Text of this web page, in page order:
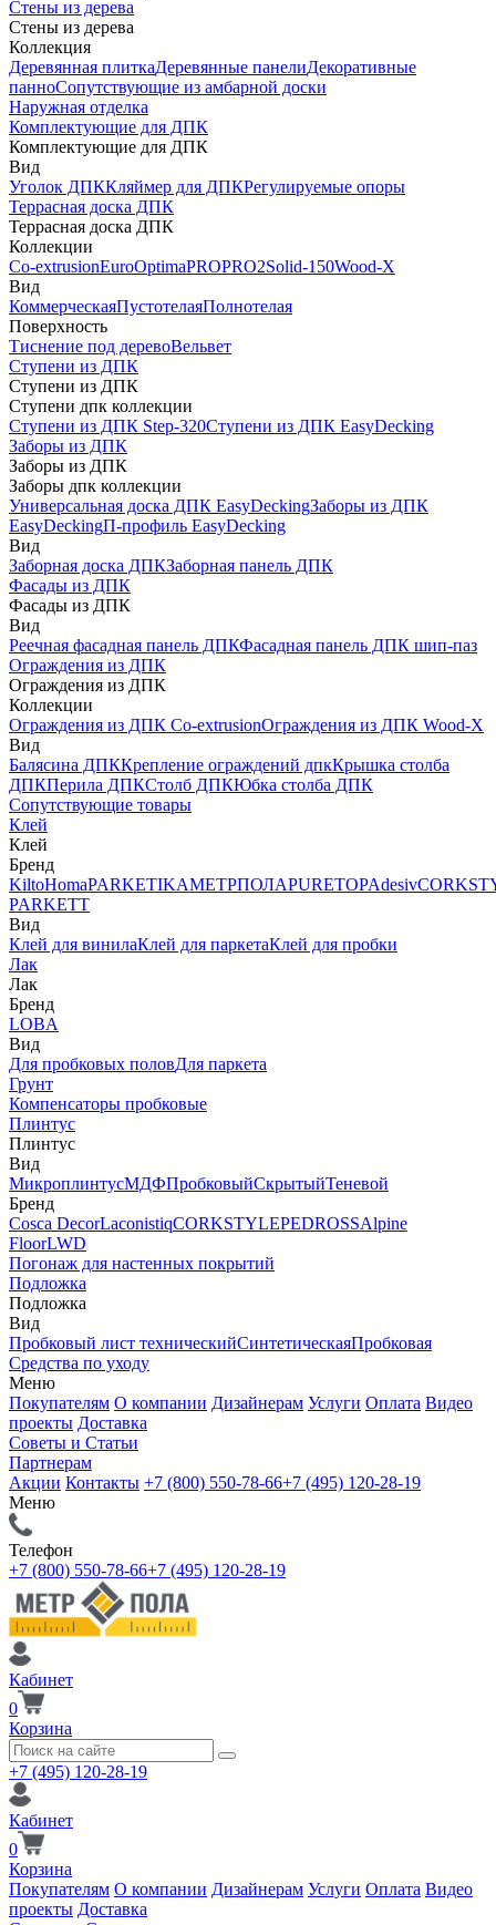
Стены из дерева
Стены из дерева
Коллекция
Деревянная плиткаДеревянные панелиДекоративные
панноСопутствующие из амбарной доски
Наружная отделка
Комплектующие для ДПК
Комплектующие для ДПК
Вид
Уголок ДПККляймер для ДПКРегулируемые опоры
Террасная доска ДПК
Террасная доска ДПК
Коллекции
Co-extrusionEuroOptimaPROPRO2Solid-150Wood-X
Вид
КоммерческаяПустотелаяПолнотелая
Поверхность
Тиснение под деревоВельвет
Ступени из ДПК
Ступени из ДПК
Ступени дпк коллекции
Ступени из ДПК Step-320Ступени из ДПК EasyDecking
Заборы из ДПК
Заборы из ДПК
Заборы дпк коллекции
Универсальная доска ДПК EasyDeckingЗаборы из ДПК
EasyDeckingП-профиль EasyDecking
Вид
Заборная доска ДПКЗаборная панель ДПК
Фасады из ДПК
Фасады из ДПК
Вид
Реечная фасадная панель ДПКФасадная панель ДПК шип-паз
Ограждения из ДПК
Ограждения из ДПК
Коллекции
Ограждения из ДПК Co-extrusionОграждения из ДПК Wood-X
Вид
Балясина ДПККрепление ограждений дпкКрышка столба
ДПКПерила ДПКСтолб ДПКЮбка столба ДПК
Сопутствующие товары
Клей
Клей
Бренд
KiltoHomaPARKETIKAМЕТРПОЛАPURETOPAdesiv
PARKETT
Вид
Клей для винилаКлей для паркетаКлей для пробки
Лак
Лак
Бренд
LOBA
Вид
Для пробковых половДля паркета
Грунт
Компенсаторы пробковые
Плинтус
Плинтус
Вид
МикроплинтусМДФПробковыйСкрытыйТеневой
Бренд
Cosca DecorLaconistiqCORKSTYLEPEDROSSAlpine
FloorLWD
Погонаж для настенных покрытий
Подложка
Подложка
Вид
Пробковый лист техническийСинтетическаяПробковая
Средства по уходу
Меню
Покупателям О компании Дизайнерам Услуги Оплата Видео
проекты Доставка
Советы и Статьи
Партнерам
Акции Контакты +7 (800) 550-78-66+7 (495) 120-28-19
Меню
Телефон
+7 (800) 550-78-66+7 (495) 120-28-19
Кабинет
0
Корзина
+7 (495) 120-28-19
Кабинет
0
Корзина
Покупателям О компании Дизайнерам Услуги Оплата Видео
проекты Доставка